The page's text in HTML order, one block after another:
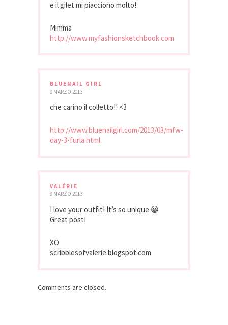
e il gilet mi piacciono molto!
Mimma
http://www.myfashionsketchbook.com
BLUENAIL GIRL
9 MARZO 2013
che carino il colletto!! <3
http://www.bluenailgirl.com/2013/03/mfw-
day-3-furla.html
VALÉRIE
9 MARZO 2013
I love your outfit! It’s so unique 😀
Great post!
XO
scribblesofvalerie.blogspot.com
Comments are closed.